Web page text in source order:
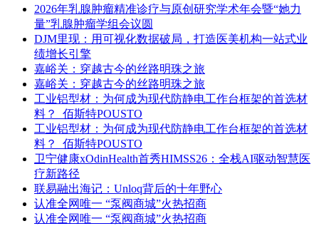
2026年乳腺肿瘤精准诊疗与原创研究学术年会暨“她力
量”乳腺肿瘤学组会议圆
DJM里现：用可视化数据破局，打造医美机构一站式业
绩增长引擎
嘉峪关：穿越古今的丝路明珠之旅
嘉峪关：穿越古今的丝路明珠之旅
工业铝型材：为何成为现代防静电工作台框架的首选材
料？_佰斯特POUSTO
工业铝型材：为何成为现代防静电工作台框架的首选材
料？_佰斯特POUSTO
卫宁健康xOdinHealth首秀HIMSS26：全栈AI驱动智慧医
疗新路径
联易融出海记：Unloq背后的十年野心
认准全网唯一 “泵阀商城”火热招商
认准全网唯一 “泵阀商城”火热招商